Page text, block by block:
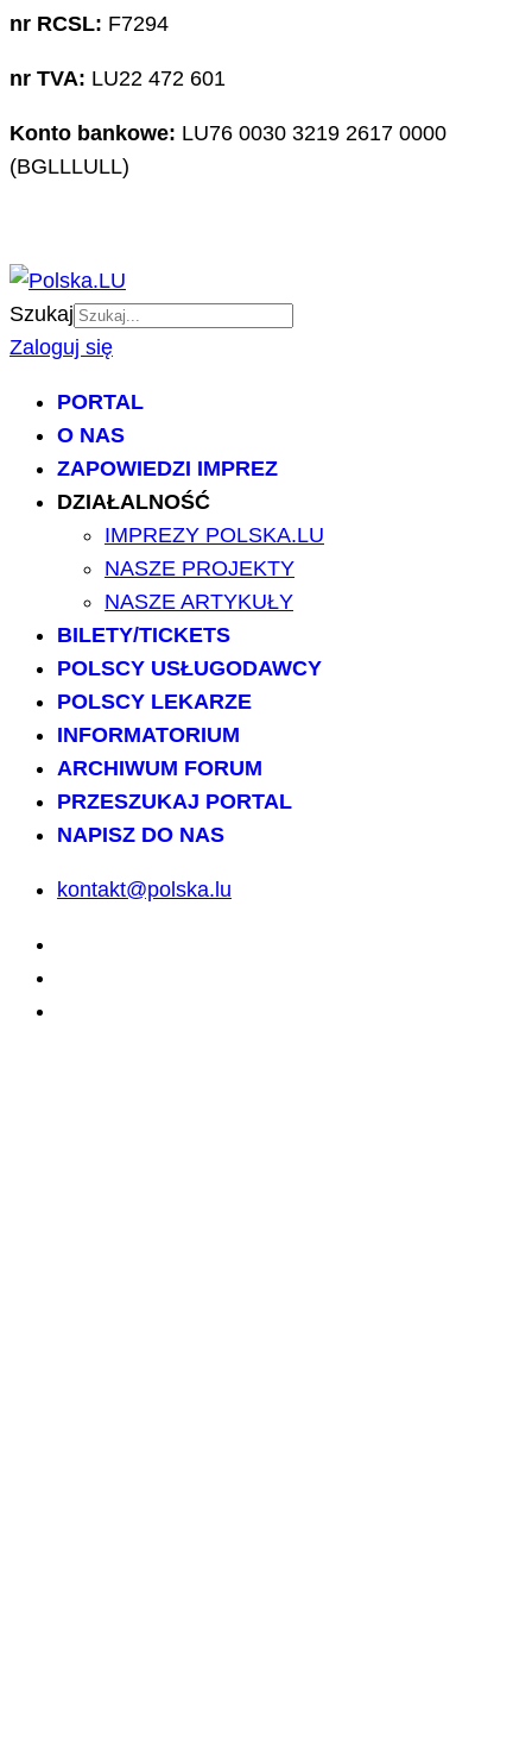
nr RCSL: F7294
nr TVA: LU22 472 601
Konto bankowe: LU76 0030 3219 2617 0000
(BGLLLULL)
Szukaj
Zaloguj się
PORTAL
O NAS
ZAPOWIEDZI IMPREZ
DZIAŁALNOŚĆ
IMPREZY POLSKA.LU
NASZE PROJEKTY
NASZE ARTYKUŁY
BILETY/TICKETS
POLSCY USŁUGODAWCY
POLSCY LEKARZE
INFORMATORIUM
ARCHIWUM FORUM
PRZESZUKAJ PORTAL
NAPISZ DO NAS
kontakt@polska.lu